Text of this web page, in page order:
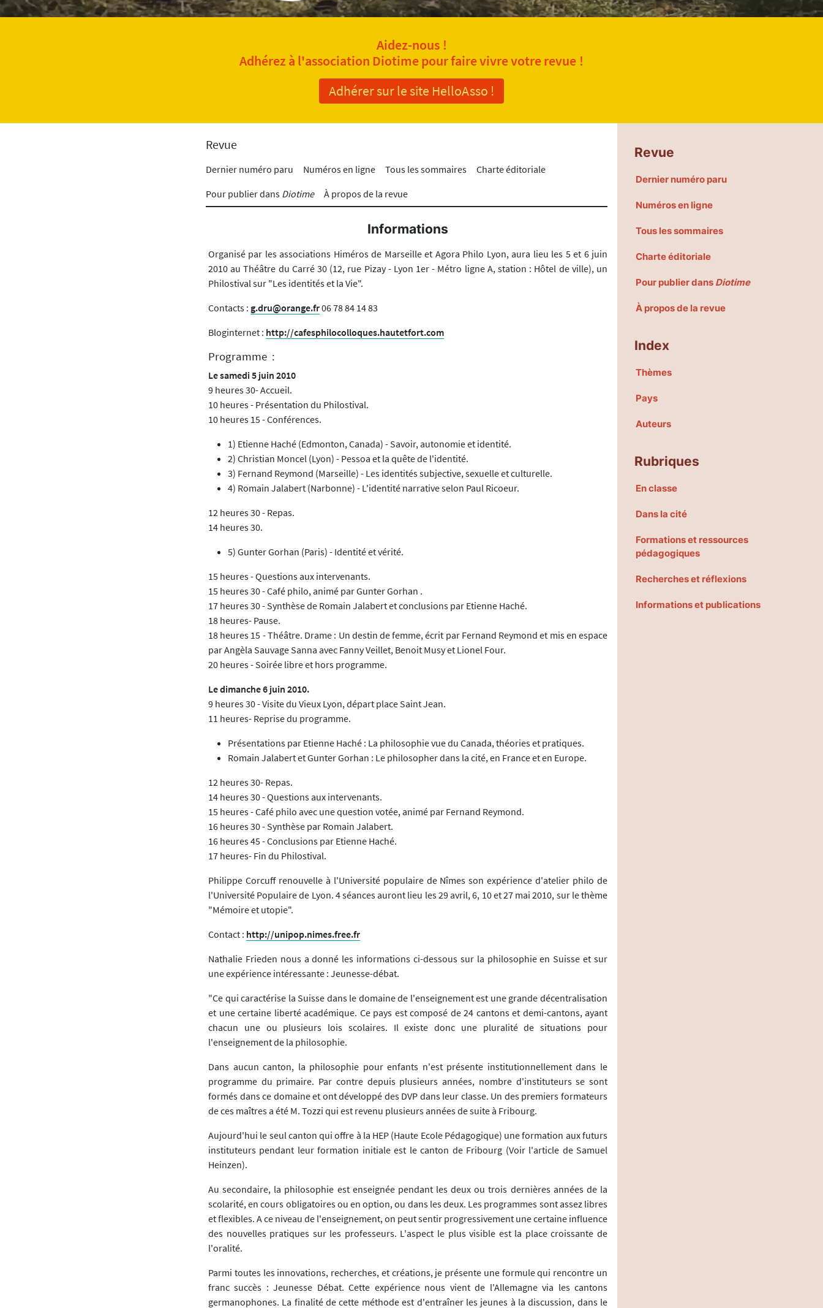
Aidez-nous !
Adhérez à l'association Diotime pour faire vivre votre revue !
Adhérer sur le site HelloAsso !
Revue
Dernier numéro paru Numéros en ligne Tous les sommaires
Charte éditoriale
Pour publier dans Diotime À propos de la revue
Informations
Organisé par les associations Himéros de Marseille et Agora Philo Lyon, aura lieu les 5 et 6 juin
2010 au Théâtre du Carré 30 (12, rue Pizay - Lyon 1er - Métro ligne A, station : Hôtel de ville), un
Philostival sur "Les identités et la Vie".
Contacts : g.dru@orange.fr06 78 84 14 83
Bloginternet : http://cafesphilocolloques.hautetfort.com
Programme :
Le samedi 5 juin 2010
9 heures 30- Accueil.
10 heures - Présentation du Philostival.
10 heures 15 - Conférences.
1) Etienne Haché (Edmonton, Canada) - Savoir, autonomie et identité.
2) Christian Moncel (Lyon) - Pessoa et la quête de l'identité.
3) Fernand Reymond (Marseille) - Les identités subjective, sexuelle et culturelle.
4) Romain Jalabert (Narbonne) - L'identité narrative selon Paul Ricoeur.
12 heures 30 - Repas.
14 heures 30.
5) Gunter Gorhan (Paris) - Identité et vérité.
15 heures - Questions aux intervenants.
15 heures 30 - Café philo, animé par Gunter Gorhan .
17 heures 30 - Synthèse de Romain Jalabert et conclusions par Etienne Haché.
18 heures- Pause.
18 heures 15 - Théâtre. Drame : Un destin de femme, écrit par Fernand Reymond et mis en espace
par Angèla Sauvage Sanna avec Fanny Veillet, Benoit Musy et Lionel Four.
20 heures - Soirée libre et hors programme.
Le dimanche 6 juin 2010.
9 heures 30 - Visite du Vieux Lyon, départ place Saint Jean.
11 heures- Reprise du programme.
Présentations par Etienne Haché : La philosophie vue du Canada, théories et pratiques.
Romain Jalabert et Gunter Gorhan : Le philosopher dans la cité, en France et en Europe.
12 heures 30- Repas.
14 heures 30 - Questions aux intervenants.
15 heures - Café philo avec une question votée, animé par Fernand Reymond.
16 heures 30 - Synthèse par Romain Jalabert.
16 heures 45 - Conclusions par Etienne Haché.
17 heures- Fin du Philostival.
Philippe Corcuff renouvelle à l'Université populaire de Nîmes son expérience d'atelier philo de
l'Université Populaire de Lyon. 4 séances auront lieu les 29 avril, 6, 10 et 27 mai 2010, sur le thème
"Mémoire et utopie".
Contact : http://unipop.nimes.free.fr
Nathalie Frieden nous a donné les informations ci-dessous sur la philosophie en Suisse et sur
une expérience intéressante : Jeunesse-débat.
"Ce qui caractérise la Suisse dans le domaine de l'enseignement est une grande décentralisation
et une certaine liberté académique. Ce pays est composé de 24 cantons et demi-cantons, ayant
chacun une ou plusieurs lois scolaires. Il existe donc une pluralité de situations pour
l'enseignement de la philosophie.
Dans aucun canton, la philosophie pour enfants n'est présente institutionnellement dans le
programme du primaire. Par contre depuis plusieurs années, nombre d'instituteurs se sont
formés dans ce domaine et ont développé des DVP dans leur classe. Un des premiers formateurs
de ces maîtres a été M. Tozzi qui est revenu plusieurs années de suite à Fribourg.
Aujourd'hui le seul canton qui offre à la HEP (Haute Ecole Pédagogique) une formation aux futurs
instituteurs pendant leur formation initiale est le canton de Fribourg (Voir l'article de Samuel
Heinzen).
Au secondaire, la philosophie est enseignée pendant les deux ou trois dernières années de la
scolarité, en cours obligatoires ou en option, ou dans les deux. Les programmes sont assez libres
et flexibles. A ce niveau de l'enseignement, on peut sentir progressivement une certaine influence
des nouvelles pratiques sur les professeurs. L'aspect le plus visible est la place croissante de
l'oralité.
Parmi toutes les innovations, recherches, et créations, je présente une formule qui rencontre un
franc succès : Jeunesse Débat. Cette expérience nous vient de l'Allemagne via les cantons
germanophones. La finalité de cette méthode est d'entraîner les jeunes à la discussion, dans le
Revue
Dernier numéro paru
Numéros en ligne
Tous les sommaires
Charte éditoriale
Pour publier dans Diotime
À propos de la revue
Index
Thèmes
Pays
Auteurs
Rubriques
En classe
Dans la cité
Formations et ressources
pédagogiques
Recherches et réflexions
Informations et publications